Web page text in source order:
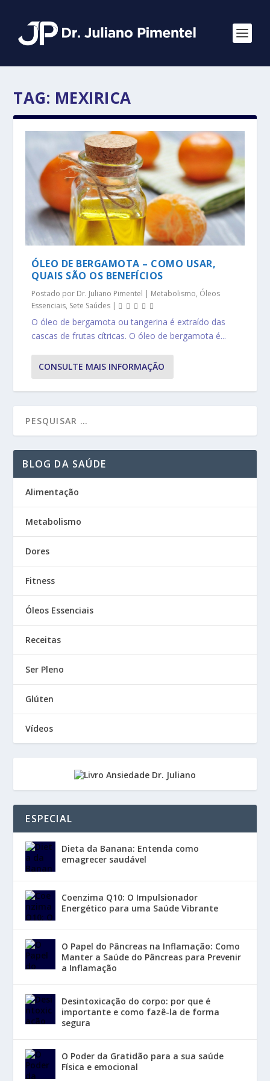
TAG: MEXIRICA
ÓLEO DE BERGAMOTA – COMO USAR,
QUAIS SÃO OS BENEFÍCIOS
Postado por Dr. Juliano Pimentel | Metabolismo, Óleos
Essenciais, Sete Saúdes |
O óleo de bergamota ou tangerina é extraído das
cascas de frutas cítricas. O óleo de bergamota é...
CONSULTE MAIS INFORMAÇÃO
BLOG DA SAÚDE
Alimentação
Metabolismo
Dores
Fitness
Óleos Essenciais
Receitas
Ser Pleno
Glúten
Vídeos
ESPECIAL
Dieta da Banana: Entenda como
emagrecer saudável
Coenzima Q10: O Impulsionador
Energético para uma Saúde Vibrante
O Papel do Pâncreas na Inflamação: Como
Manter a Saúde do Pâncreas para Prevenir
a Inflamação
Desintoxicação do corpo: por que é
importante e como fazê-la de forma
segura
O Poder da Gratidão para a sua saúde
Física e emocional